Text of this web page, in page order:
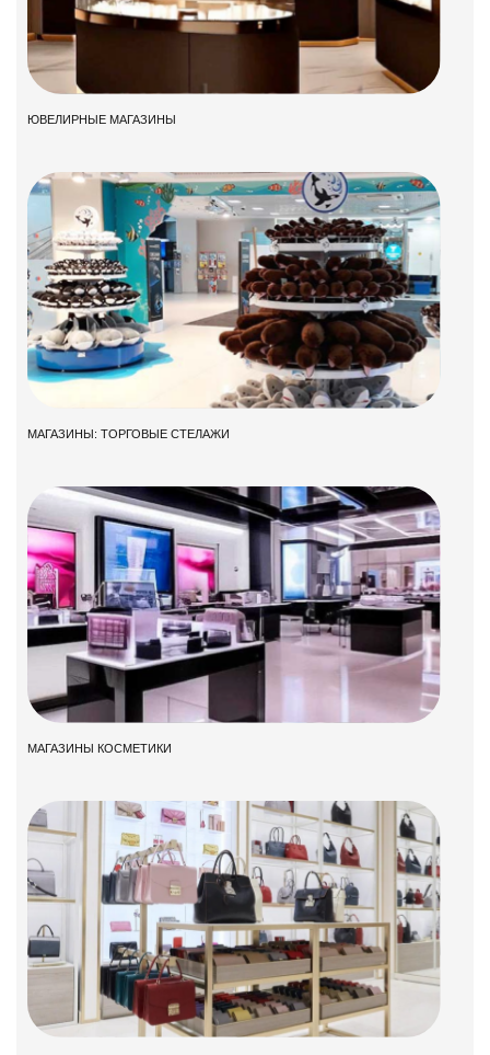
ЮВЕЛИРНЫЕ МАГАЗИНЫ
МАГАЗИНЫ: ТОРГОВЫЕ СТЕЛАЖИ
МАГАЗИНЫ КОСМЕТИКИ